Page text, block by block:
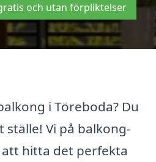
och utan förpliktelser
i Töreboda? Du
Vi på balkong-
hitta det perfekta